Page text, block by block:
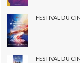
FESTIVAL DU
FESTIVAL DU